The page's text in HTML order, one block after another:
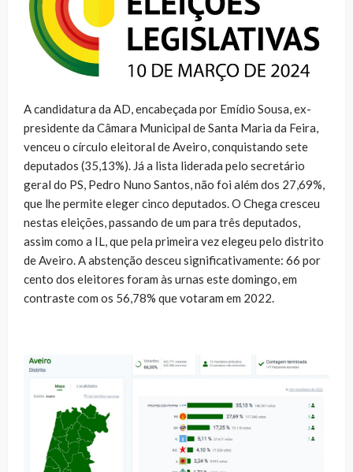
A candidatura da AD, encabeçada por Emídio Sousa, ex-
presidente da Câmara Municipal de Santa Maria da Feira,
venceu o círculo eleitoral de Aveiro, conquistando sete
deputados (35,13%). Já a lista liderada pelo secretário
geral do PS, Pedro Nuno Santos, não foi além dos 27,69%,
que lhe permite eleger cinco deputados. O Chega cresceu
nestas eleições, passando de um para três deputados,
assim como a IL, que pela primeira vez elegeu pelo distrito
de Aveiro. A abstenção desceu significativamente: 66 por
cento dos eleitores foram às urnas este domingo, em
contraste com os 56,78% que votaram em 2022.